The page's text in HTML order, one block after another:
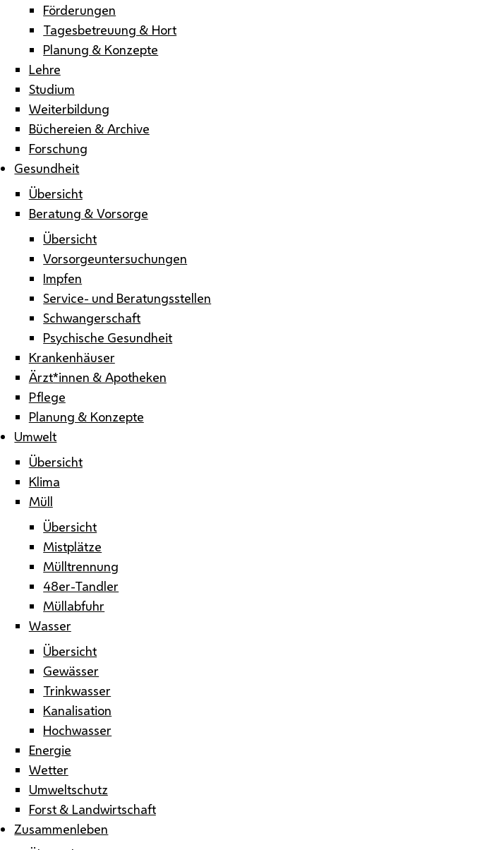
Förderungen
Tagesbetreuung & Hort
Planung & Konzepte
Lehre
Studium
Weiterbildung
Büchereien & Archive
Forschung
Gesundheit
Übersicht
Beratung & Vorsorge
Übersicht
Vorsorgeuntersuchungen
Impfen
Service- und Beratungsstellen
Schwangerschaft
Psychische Gesundheit
Krankenhäuser
Ärzt*innen & Apotheken
Pflege
Planung & Konzepte
Umwelt
Übersicht
Klima
Müll
Übersicht
Mistplätze
Mülltrennung
48er-Tandler
Müllabfuhr
Wasser
Übersicht
Gewässer
Trinkwasser
Kanalisation
Hochwasser
Energie
Wetter
Umweltschutz
Forst & Landwirtschaft
Zusammenleben